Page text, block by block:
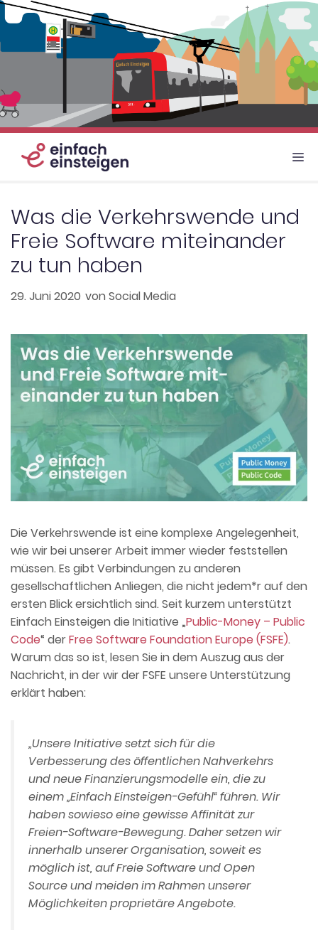
Zum
Inhalt
springen
Was die Verkehrswende und
Freie Software miteinander
zu tun haben
29. Juni 2020 vonSocial Media
Die Verkehrswende ist eine komplexe Angelegenheit,
wie wir bei unserer Arbeit immer wieder feststellen
müssen. Es gibt Verbindungen zu anderen
gesellschaftlichen Anliegen, die nicht jedem*r auf den
ersten Blick ersichtlich sind. Seit kurzem unterstützt
Einfach Einsteigen die Initiative „Public-Money – Public
Code“ derFree Software Foundation Europe (FSFE).
Warum das so ist, lesen Sie in dem Auszug aus der
Nachricht, in der wir der FSFE unsere Unterstützung
erklärt haben:
„Unsere Initiative setzt sich für die
Verbesserung des öffentlichen Nahverkehrs
und neue Finanzierungsmodelle ein, die zu
einem „Einfach Einsteigen-Gefühl“ führen. Wir
haben sowieso eine gewisse Affinität zur
Freien-Software-Bewegung. Daher setzen wir
innerhalb unserer Organisation, soweit es
möglich ist, auf Freie Software und Open
Source und meiden im Rahmen unserer
Möglichkeiten proprietäre Angebote.